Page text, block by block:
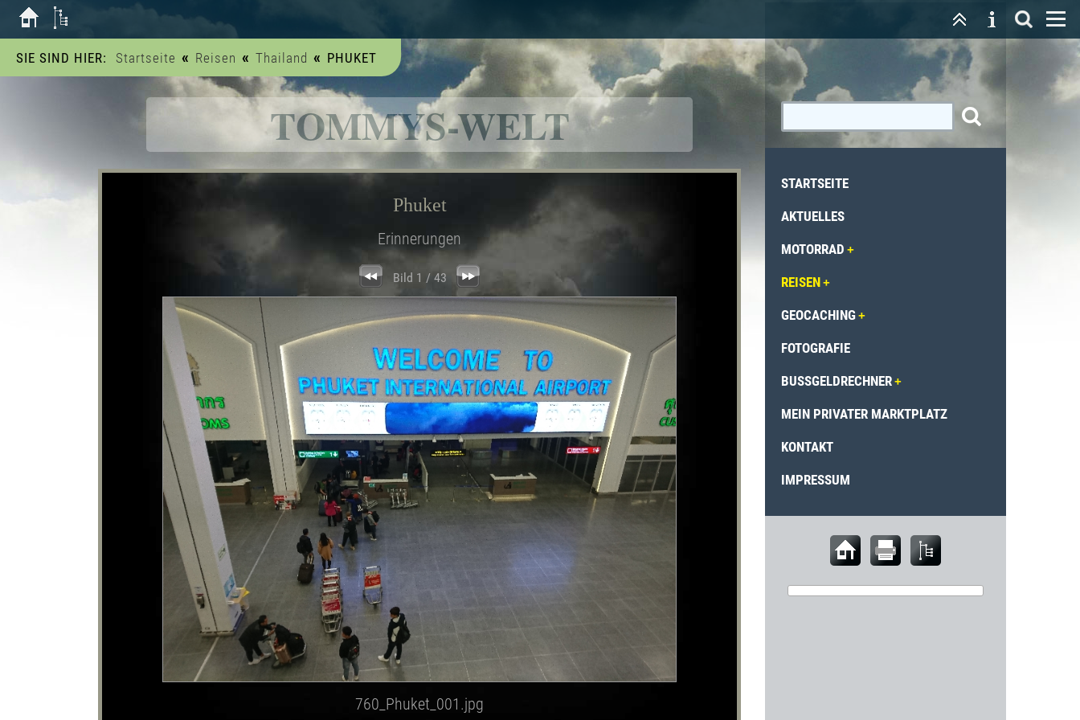
SIE SIND HIER: Startseite « Reisen « Thailand « PHUKET
TOMMYS-WELT
Phuket
Erinnerungen
Bild 1 / 43
760_Phuket_001.jpg
STARTSEITE
AKTUELLES
MOTORRAD
REISEN
GEOCACHING
FOTOGRAFIE
BUSSGELDRECHNER
MEIN PRIVATER MARKTPLATZ
KONTAKT
IMPRESSUM